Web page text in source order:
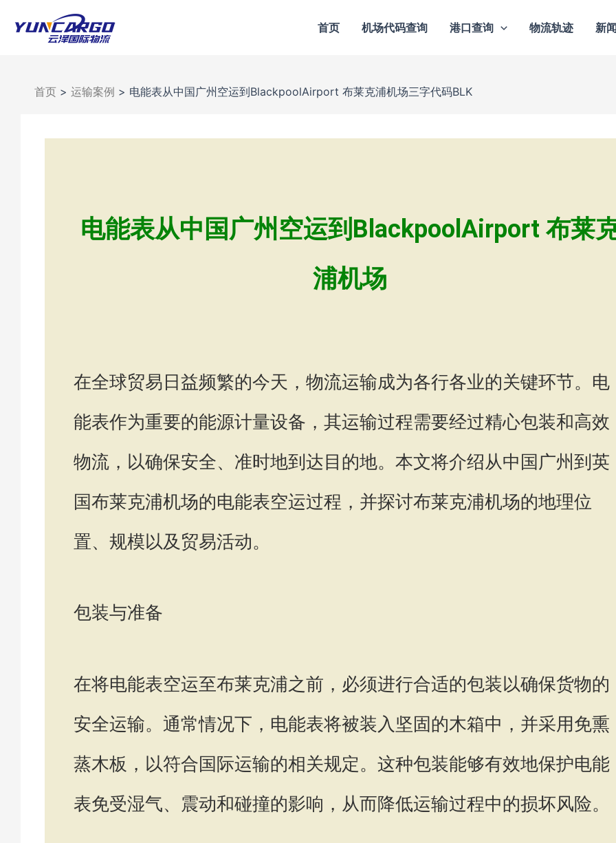
首页 机场代码查询 港口查询 物流轨迹 新
首页 > 运输案例 > 电能表从中国广州空运到BlackpoolAirport 布莱克浦机场三字代码BLK
电能表从中国广州空运到BlackpoolAirport 布莱
浦机场
在全球贸易日益频繁的今天，物流运输成为各行各业的关键环节。电
能表作为重要的能源计量设备，其运输过程需要经过精心包装和高效
物流，以确保安全、准时地到达目的地。本文将介绍从中国广州到英
国布莱克浦机场的电能表空运过程，并探讨布莱克浦机场的地理位
置、规模以及贸易活动。
包装与准备
在将电能表空运至布莱克浦之前，必须进行合适的包装以确保货物的
安全运输。通常情况下，电能表将被装入坚固的木箱中，并采用免熏
蒸木板，以符合国际运输的相关规定。这种包装能够有效地保护电能
表免受湿气、震动和碰撞的影响，从而降低运输过程中的损坏风险。